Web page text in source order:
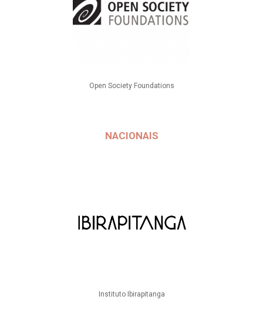
Open Society Foundations
NACIONAIS
Instituto Ibirapitanga